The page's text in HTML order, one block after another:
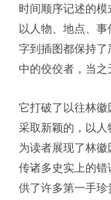
时间顺序记述的模
以人物、地点、
字到插图都保持
中的佼佼者，当之
它打破了以往林徽
采取新颖的，以人
为读者展现了林
传诸多史实上的
供了许多第一手